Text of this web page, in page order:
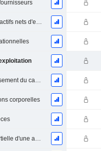
Variation des autres actifs nets d'exploitation (perçus)
Dépenses d'investissement du capital (CAPEX)
corporelles
cession totale ou partielle d'une activité